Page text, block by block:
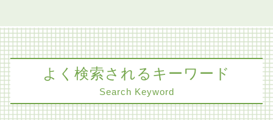
よく検索されるキーワード
Search Keyword